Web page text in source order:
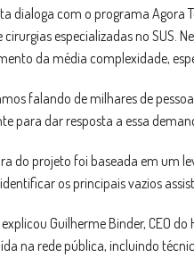
dialoga com o programa Agora
cirurgias especializadas no SUS.
da média complexidade,
falando de milhares de
para dar resposta a essa
do projeto foi baseada em um
os principais vazios
Guilherme Binder, CEO
na rede pública, incluindo